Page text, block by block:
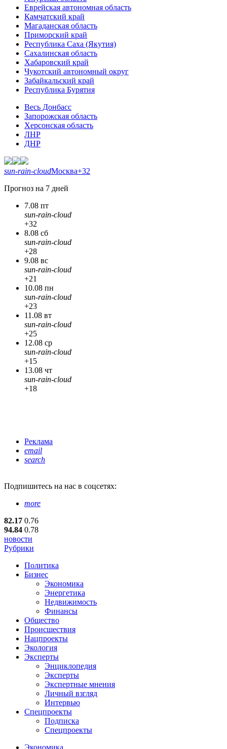
Еврейская автономная область
Камчатский край
Магаданская область
Приморский край
Республика Саха (Якутия)
Сахалинская область
Хабаровский край
Чукотский автономный округ
Забайкальский край
Республика Бурятия
Весь Донбасс
Запорожская область
Херсонская область
ЛНР
ДНР
sun-rain-cloudМосква+32
Прогноз на 7 дней
7.08 пт
sun-rain-cloud
+32
8.08 сб
sun-rain-cloud
+28
9.08 вс
sun-rain-cloud
+21
10.08 пн
sun-rain-cloud
+23
11.08 вт
sun-rain-cloud
+25
12.08 ср
sun-rain-cloud
+15
13.08 чт
sun-rain-cloud
+18
Реклама
email
search
Подпишитесь на нас в соцсетях:
more
82.17 0.76
94.84 0.78
новости
Рубрики
Политика
Бизнес
Экономика
Энергетика
Недвижимость
Финансы
Общество
Происшествия
Нацпроекты
Экология
Эксперты
Энциклопедия
Эксперты
Экспертные мнения
Личный взгляд
Интервью
Спецпроекты
Подписка
Спецпроекты
Экономика